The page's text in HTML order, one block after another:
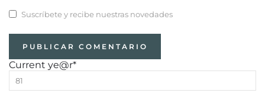
Suscríbete y recibe nuestras novedades
Current ye@r*